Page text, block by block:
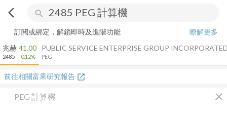
arrow_back_ios search
訂閱或綁定，解鎖即時及進階功能
瞭解更多
兆赫
2485
41.00
-0.12%
PUBLIC SERVICE ENTERPRISE GROUP
PEG
前往相關富果研究報告 open_in_new
PEG 計算機 close